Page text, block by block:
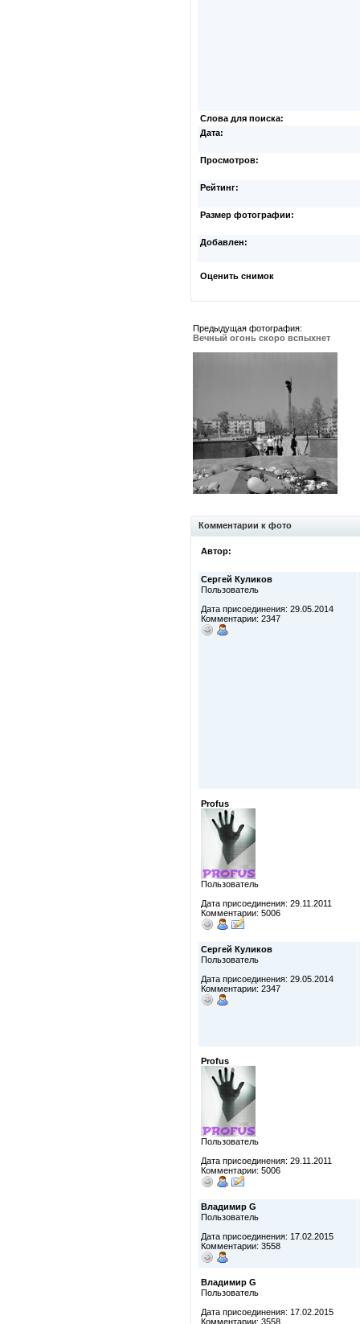
Слова для поиска:
Дата:
Просмотров:
Рейтинг:
Размер фотографии:
Добавлен:
Оценить снимок
Предыдущая фотография:
Вечный огонь скоро вспыхнет
Комментарии к фото
Автор:
Сергей Куликов
Пользователь
Дата присоединения: 29.05.2014
Комментарии: 2347
Profus
Пользователь
Дата присоединения: 29.11.2011
Комментарии: 5006
Сергей Куликов
Пользователь
Дата присоединения: 29.05.2014
Комментарии: 2347
Profus
Пользователь
Дата присоединения: 29.11.2011
Комментарии: 5006
Владимир G
Пользователь
Дата присоединения: 17.02.2015
Комментарии: 3558
Владимир G
Пользователь
Дата присоединения: 17.02.2015
Комментарии: 3558